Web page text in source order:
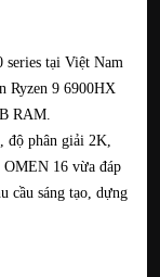
series tại Việt Nam
Ryzen 9 6900HX
RAM.
độ phân giải 2K,
OMEN 16 vừa đáp
cầu sáng tạo, dựng